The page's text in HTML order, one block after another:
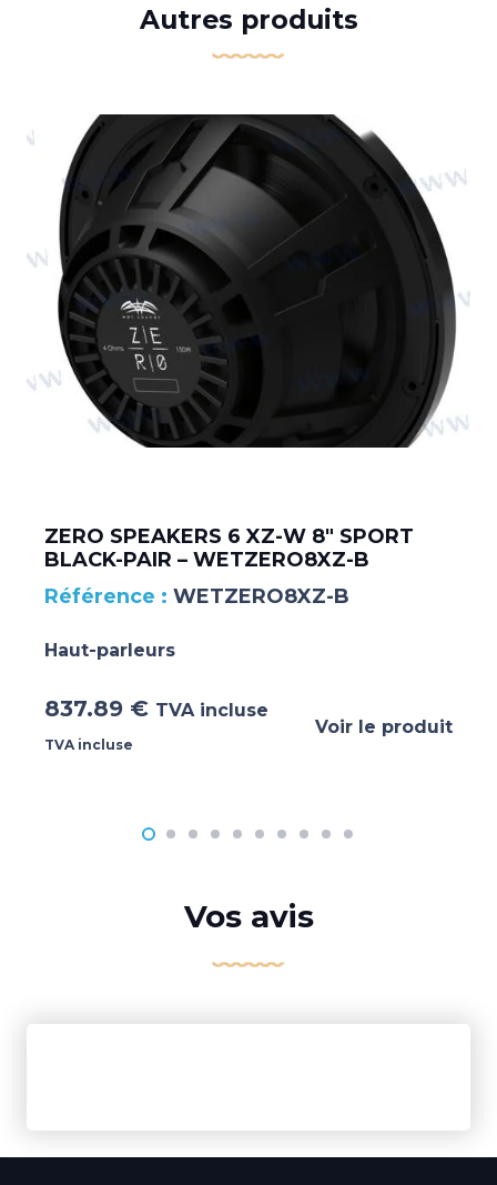
Autres produits
ZERO SPEAKERS 6 XZ-W 8″ SPORT
BLACK-PAIR – WETZERO8XZ-B
WETZERO8XZ-B
Haut-parleurs
837.89 € TVA incluse
TVA incluse
Voir le produit
Vos avis